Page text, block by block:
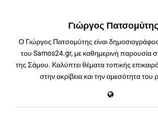
Γιώργος Πατσομύτης
Ο Γιώργος Πατσομύτης είναι
του Samos24.gr, με καθημερινή παρουσία
της Σάμου. Καλύπτει θέματα τοπικής
στην ακρίβεια και την αμεσότητα του